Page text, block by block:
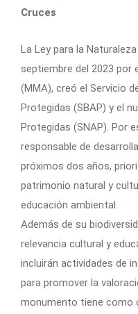
Cruces
La Ley para la
septiembre del 2023 por
(MMA), creó el Servicio
Protegidas (SBAP) y el
Protegidas (SNAP). Por
responsable de
próximos dos años,
patrimonio natural y
educación ambiental.
Además de su
relevancia cultural y
incluirán actividades de
para promover la
monumento tiene como